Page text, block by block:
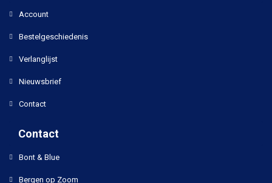
Account
Bestelgeschiedenis
Verlanglijst
Nieuwsbrief
Contact
Contact
Bont & Blue
Bergen op Zoom